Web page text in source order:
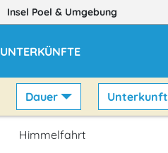
Insel Poel & Umgebung
UNTERKÜNFTE
Dauer Unterkunft
Himmelfahrt